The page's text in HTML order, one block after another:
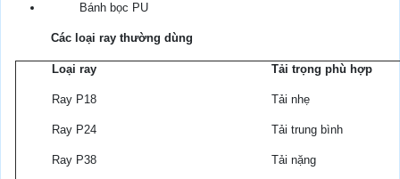
Bánh bọc PU
Các loại ray thường dùng
Loại ray Tải trọng phù hợp
Ray P18 Tải nhẹ
Ray P24 Tải trung bình
Ray P38 Tải nặng